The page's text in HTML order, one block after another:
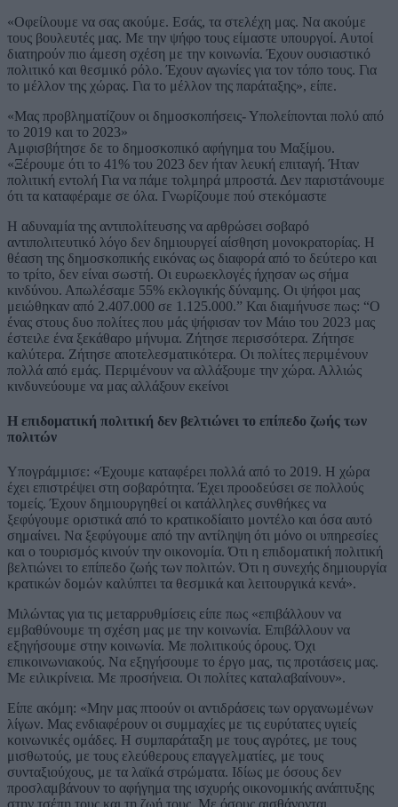
«Οφείλουμε να σας ακούμε. Εσάς, τα στελέχη μας. Να ακούμε
τους βουλευτές μας. Με την ψήφο τους είμαστε υπουργοί. Αυτοί
διατηρούν πιο άμεση σχέση με την κοινωνία. Έχουν ουσιαστικό
πολιτικό και θεσμικό ρόλο. Έχουν αγωνίες για τον τόπο τους. Για
το μέλλον της χώρας. Για το μέλλον της παράταξης», είπε.
«Μας προβληματίζουν οι δημοσκοπήσεις- Υπολείπονται πολύ από
το 2019 και το 2023»
Αμφισβήτησε δε το δημοσκοπικό αφήγημα του Μαξίμου.
«Ξέρουμε ότι το 41% του 2023 δεν ήταν λευκή επιταγή. Ήταν
πολιτική εντολή Για να πάμε τολμηρά μπροστά. Δεν παριστάνουμε
ότι τα καταφέραμε σε όλα. Γνωρίζουμε πού στεκόμαστε
Η αδυναμία της αντιπολίτευσης να αρθρώσει σοβαρό
αντιπολιτευτικό λόγο δεν δημιουργεί αίσθηση μονοκρατορίας. Η
θέαση της δημοσκοπικής εικόνας ως διαφορά από το δεύτερο και
το τρίτο, δεν είναι σωστή. Οι ευρωεκλογές ήχησαν ως σήμα
κινδύνου. Απωλέσαμε 55% εκλογικής δύναμης. Οι ψήφοι μας
μειώθηκαν από 2.407.000 σε 1.125.000.” Και διαμήνυσε πως: “Ο
ένας στους δυο πολίτες που μάς ψήφισαν τον Μάιο του 2023 μας
έστειλε ένα ξεκάθαρο μήνυμα. Ζήτησε περισσότερα. Ζήτησε
καλύτερα. Ζήτησε αποτελεσματικότερα. Οι πολίτες περιμένουν
πολλά από εμάς. Περιμένουν να αλλάξουμε την χώρα. Αλλιώς
κινδυνεύουμε να μας αλλάξουν εκείνοι
Η επιδοματική πολιτική δεν βελτιώνει το επίπεδο ζωής των
πολιτών
Υπογράμμισε: «Έχουμε καταφέρει πολλά από το 2019. Η χώρα
έχει επιστρέψει στη σοβαρότητα. Έχει προοδεύσει σε πολλούς
τομείς. Έχουν δημιουργηθεί οι κατάλληλες συνθήκες να
ξεφύγουμε οριστικά από το κρατικοδίαιτο μοντέλο και όσα αυτό
σημαίνει. Να ξεφύγουμε από την αντίληψη ότι μόνο οι υπηρεσίες
και ο τουρισμός κινούν την οικονομία. Ότι η επιδοματική πολιτική
βελτιώνει το επίπεδο ζωής των πολιτών. Ότι η συνεχής δημιουργία
κρατικών δομών καλύπτει τα θεσμικά και λειτουργικά κενά».
Μιλώντας για τις μεταρρυθμίσεις είπε πως «επιβάλλουν να
εμβαθύνουμε τη σχέση μας με την κοινωνία. Επιβάλλουν να
εξηγήσουμε στην κοινωνία. Με πολιτικούς όρους. Όχι
επικοινωνιακούς. Να εξηγήσουμε το έργο μας, τις προτάσεις μας.
Με ειλικρίνεια. Με προσήνεια. Οι πολίτες καταλαβαίνουν».
Είπε ακόμη: «Μην μας πτοούν οι αντιδράσεις των οργανωμένων
λίγων. Μας ενδιαφέρουν οι συμμαχίες με τις ευρύτατες υγιείς
κοινωνικές ομάδες. Η συμπαράταξη με τους αγρότες, με τους
μισθωτούς, με τους ελεύθερους επαγγελματίες, με τους
συνταξιούχους, με τα λαϊκά στρώματα. Ιδίως με όσους δεν
προσλαμβάνουν το αφήγημα της ισχυρής οικονομικής ανάπτυξης